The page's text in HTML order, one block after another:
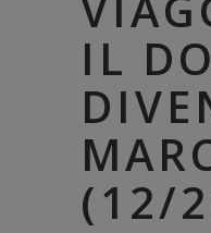
IL
(12/